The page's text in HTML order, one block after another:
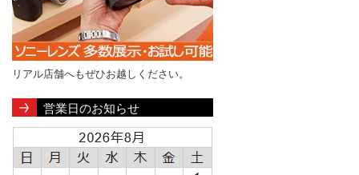
リアル店舗へもぜひお越しください。
営業日のお知らせ